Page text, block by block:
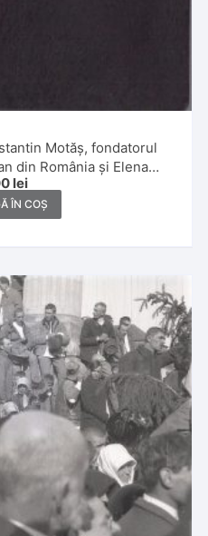
Motăș, fondatorul
din România și Elena
Ada Kaleh, Slănic, Poiana
și Italia
lei
ÎN COȘ